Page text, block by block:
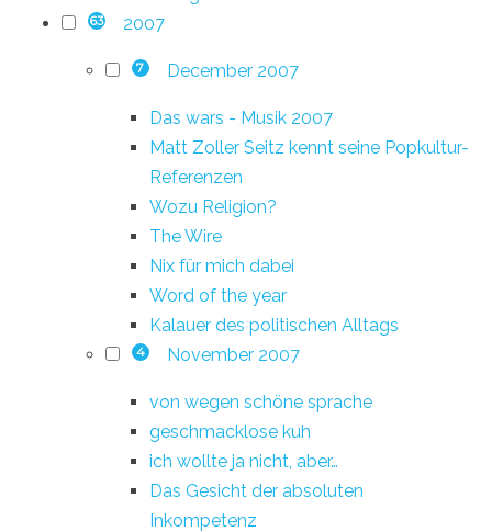
63 2007
7 December 2007
Das wars - Musik 2007
Matt Zoller Seitz kennt seine Popkultur-
Referenzen
Wozu Religion?
The Wire
Nix für mich dabei
Word of the year
Kalauer des politischen Alltags
4 November 2007
von wegen schöne sprache
geschmacklose kuh
ich wollte ja nicht, aber…
Das Gesicht der absoluten
Inkompetenz